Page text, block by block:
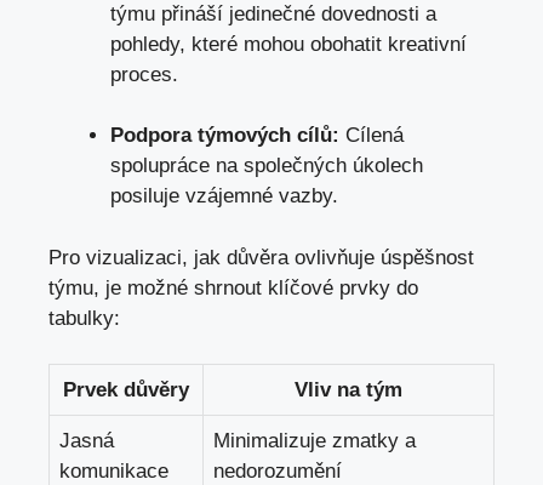
týmu přináší jedinečné dovednosti a
pohledy, které mohou obohatit kreativní
proces.
Podpora týmových cílů: Cílená
spolupráce na společných úkolech
posiluje vzájemné vazby.
Pro vizualizaci, jak důvěra ovlivňuje úspěšnost
týmu, je možné shrnout klíčové prvky do
tabulky:
Prvek důvěry Vliv na tým
Jasná
komunikace
Minimalizuje zmatky a
nedorozumění